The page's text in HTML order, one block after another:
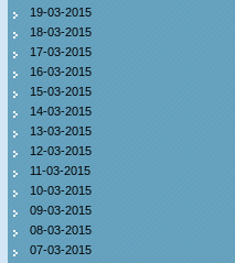
19-03-2015
18-03-2015
17-03-2015
16-03-2015
15-03-2015
14-03-2015
13-03-2015
12-03-2015
11-03-2015
10-03-2015
09-03-2015
08-03-2015
07-03-2015